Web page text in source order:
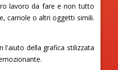
lavoro da fare e non tutto
carriole o altri oggetti simili.
l'aiuto della grafica stilizzata